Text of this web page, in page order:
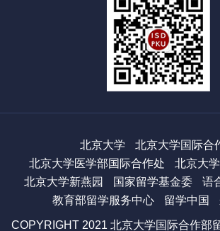
北京大学
北京大学国际合
北京大学医学部国际合作处
北京大
北京大学新燕园
国家留学基金委
语
教育部留学服务中心
留学中国
COPYRIGHT 2021 北京大学国际合作部